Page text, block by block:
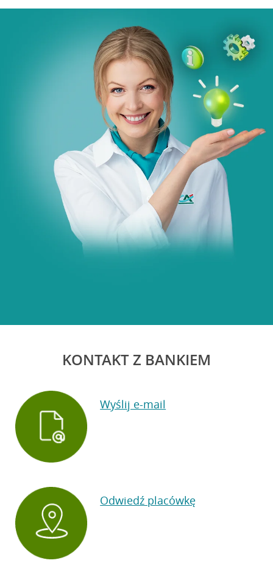
KONTAKT Z BANKIEM
Wyślij e-mail
Odwiedź placówkę